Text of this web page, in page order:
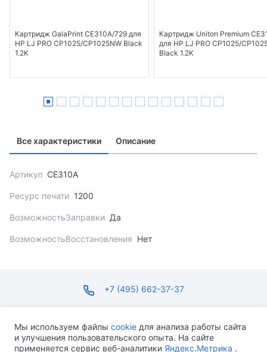
Картридж GalaPrint CE310A/729 для
HP LJ PRO CP1025/CP1025NW Black
1.2K
Картридж Uniton Premium
для HP LJ PRO CP1025/
Black 1.2K
Все характеристики Описание
Артикул CE310A
Ресурс печати 1200
ВозможностьЗаправки Да
ВозможностьВосстановления Нет
+7 (495) 662-37-37
ПН-ПТ С 09:00 ДО 18:00 СБ-ВС ВЫХОДНОЙ
Мы используем файлы cookie для анализа работы сайта
и улучшения пользовательского опыта. На сайте
применяется сервис веб-аналитики Яндекс.Метрика .